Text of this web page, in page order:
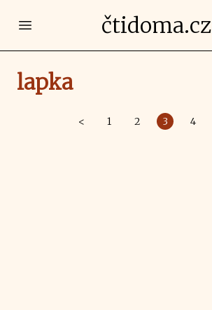
Open main menučtidoma.cz
lapka
< 1 2 3 4